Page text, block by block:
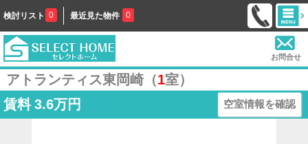
検討リスト 0 最近見た物件 0
お問合せ
アトランティス東岡崎（1室）
賃料 3.6万円 空室情報を確認